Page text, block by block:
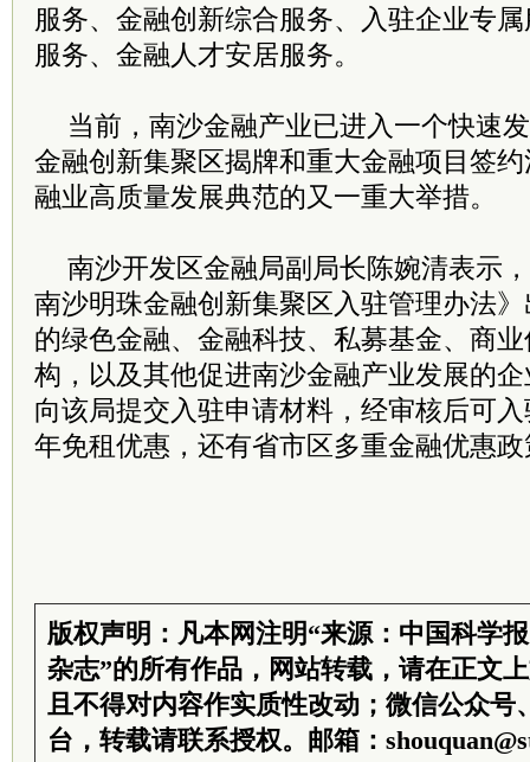
服务、金融创新综合服务、入驻企业专
服务、金融人才安居服务。
当前，南沙金融产业已进入一个快速
金融创新集聚区揭牌和重大金融项目签
融业高质量发展典范的又一重大举措。
南沙开发区金融局副局长陈婉清表示
南沙明珠金融创新集聚区入驻管理办法
的绿色金融、金融科技、私募基金、商
构，以及其他促进南沙金融产业发展的
向该局提交入驻申请材料，经审核后可
年免租优惠，还有省市区多重金融优惠
版权声明：凡本网注明“来源：中国科学
杂志”的所有作品，网站转载，请在正文
且不得对内容作实质性改动；微信公众号
台，转载请联系授权。邮箱：